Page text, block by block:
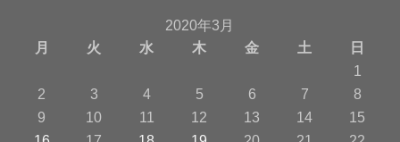
2020年3月
月
火 水 木 金 土
日
1
2
3 4 5 6 7
8
9
10 11 12 13 14
15